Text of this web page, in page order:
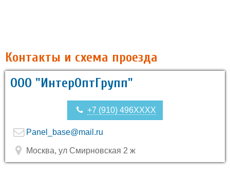
Контакты и схема проезда
ООО "ИнтерОптГрупп"
+7 (910) 496XXXX
Panel_base@mail.ru
Москва, ул Смирновская 2 ж